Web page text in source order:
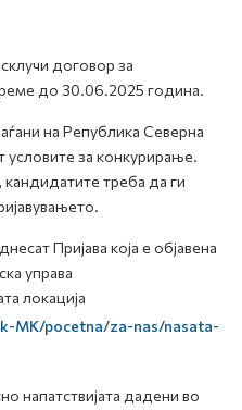
договор за
до 30.06.2025 година.
на Република Северна
условите за конкурирање.
треба да ги
Пријава која е објавена
управа
локација
MK/pocetna/za-nas/nasata-
напатствијата дадени во